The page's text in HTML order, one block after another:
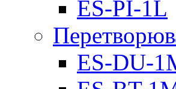
ES-PI-1L
ES-DU-